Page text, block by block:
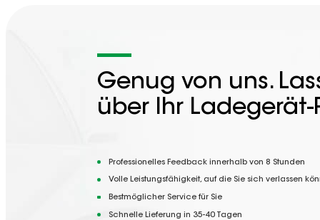
Genug von uns.
über Ihr
Professionelles Feedback innerhalb von 8 Stunden
Volle Leistungsfähigkeit, auf die Sie sich verlassen
Bestmöglicher Service für Sie
Schnelle Lieferung in 35-40 Tagen